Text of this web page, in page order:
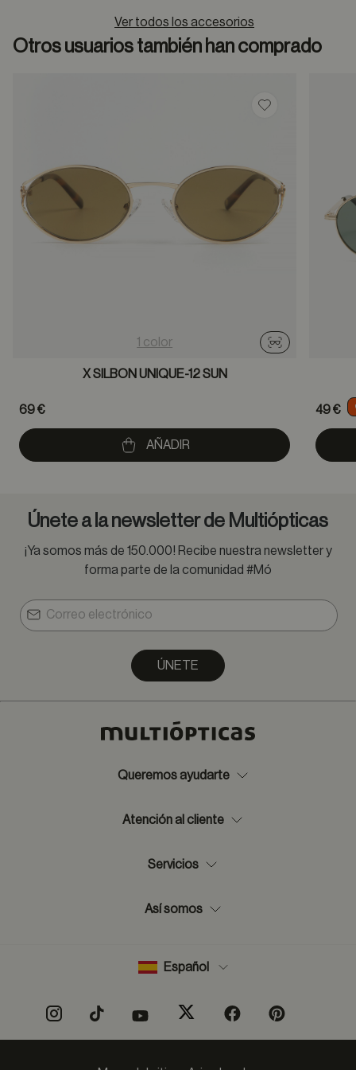
Ver todos los accesorios
Otros usuarios también han comprado
Guardar en
1 color
Probador
X SILBON UNIQUE-12 SUN
69 €
AÑADIR
49 €
Únete a la newsletter de Multiópticas
¡Ya somos más de 150.000! Recibe nuestra newsletter y
forma parte de la comunidad #Mó
ÚNETE
Queremos ayudarte
Atención al cliente
Servicios
Así somos
Español